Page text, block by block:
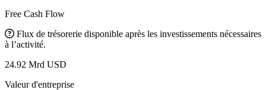
Free Cash Flow
Flux de trésorerie disponible après les investissements nécessaires
à l’activité.
24.92 Mrd USD
Valeur d'entreprise